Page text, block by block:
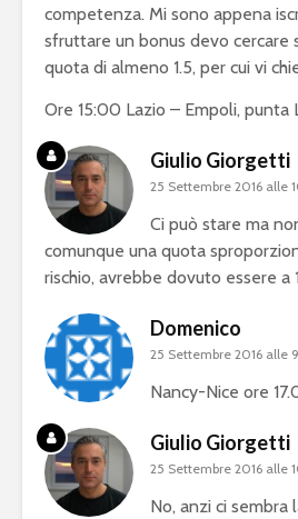
competenza. Mi sono appena
sfruttare un bonus devo cercare
quota di almeno 1.5, per cui vi
Ore 15:00 Lazio – Empoli, punta
Giulio Giorgetti
25 Settembre 2016 alle
Ci può stare ma
comunque una quota
rischio, avrebbe dovuto essere a
Domenico
25 Settembre 2016 alle
Nancy-Nice ore
Giulio Giorgetti
25 Settembre 2016 alle
No, anzi ci sembra